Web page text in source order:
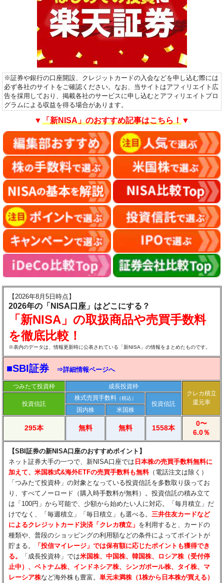
※証券や銀行の口座開設、クレジットカードの入会などを申し込む際には
必ず各社のサイトをご確認ください。なお、当サイトはアフィリエイト広
告を採用しており、掲載各社のサービスに申し込むとアフィリエイトプロ
グラムによる収益を得る場合があります。
▼ 「新NISA」のおすすめ記事はこちら！ ▼
【2026年8月5日時点】
2026年の「NISA口座」はどこにする？
「新NISA」の取扱商品や売買手数料
を徹底比較！
※表内のデータは、情報更新時に公表されている「新NISA」の情報をまとめたものです。
■SBI証券 ⇒詳細情報ページへ
つみたて投資枠
成長投資枠
クレカ積立
還元率
投資信託
株式売買手数料（税込）
投資信託
国内株
米国株
295本 無料 無料 1558本
0〜
6.0％
【SBI証券の新NISA口座のおすすめポイント】
ネット証券大手の一つで、新NISA口座では 日本株の売買手数料無料に
加えて、米国株式&海外ETFの売買手数料も無料（電話注文は除く）
「つみたて投資枠」の対象となっている投資信託を多数取り扱ってお
り、すべてノーロード（購入時手数料が無料）。投資信託の積み立て
は「100円」から可能で、少額から始めたい人に対応。「毎月積立」だ
けでなく、「毎週積立」「毎日積立」も選べる。 三井住友カードなど
によるクレジットカード決済「クレカ積立」 を利用すると、カードの
種類や、普段のショッピングの利用額などの条件によってポイントが
貯まる。
「投信マイレージ」では保有額に応じたポイントも獲得でき
る。
「成長投資枠」では米国株、中国株、韓国株、ロシア株（受付停
止中）、ベトナム株、インドネシア株、シンガポール株、タイ株、マ
レーシア株など海外株も豊富。単元未満株（1株から日本株が買える）